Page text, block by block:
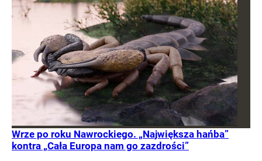
Wrze po roku Nawrockiego. „Największa hańba”
kontra „Cała Europa nam go zazdrości”